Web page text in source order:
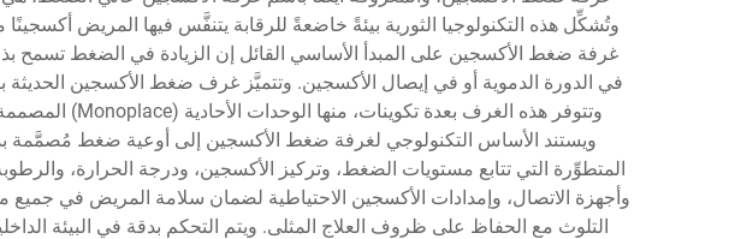
غرفة ضغط الأكسجين على المبدأ الأساسي القائل إن الزيادة في الضغط تسمح
في الدورة الدموية أو في إيصال الأكسجين. وتتميَّز غرف ضغط الأكسجين
ويستند الأساس التكنولوجي لغرفة ضغط الأكسجين إلى أوعية ضغط مُصمَّمة
المتطوِّرة التي تتابع مستويات الضغط، وتركيز الأكسجين، ودرجة الحرارة،
وأجهزة الاتصال، وإمدادات الأكسجين الاحتياطية لضمان سلامة المريض في جميع
التلوث مع الحفاظ على ظروف العلاج المثلى. ويتم التحكم بدقة في البيئة